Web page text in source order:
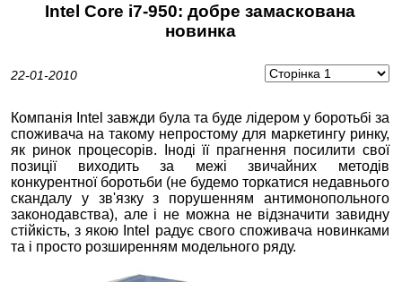
Автоелектроніка
Intel Core i7-950: добре замаскована
новинка
22-01-2010
Компанія Intel завжди була та буде лідером у боротьбі за
споживача на такому непростому для маркетингу ринку,
як ринок процесорів. Іноді її прагнення посилити свої
позиції виходить за межі звичайних методів
конкурентної боротьби (не будемо торкатися недавнього
скандалу у зв'язку з порушенням антимонопольного
законодавства), але і не можна не відзначити завидну
стійкість, з якою Intel радує свого споживача новинками
та і просто розширенням модельного ряду.